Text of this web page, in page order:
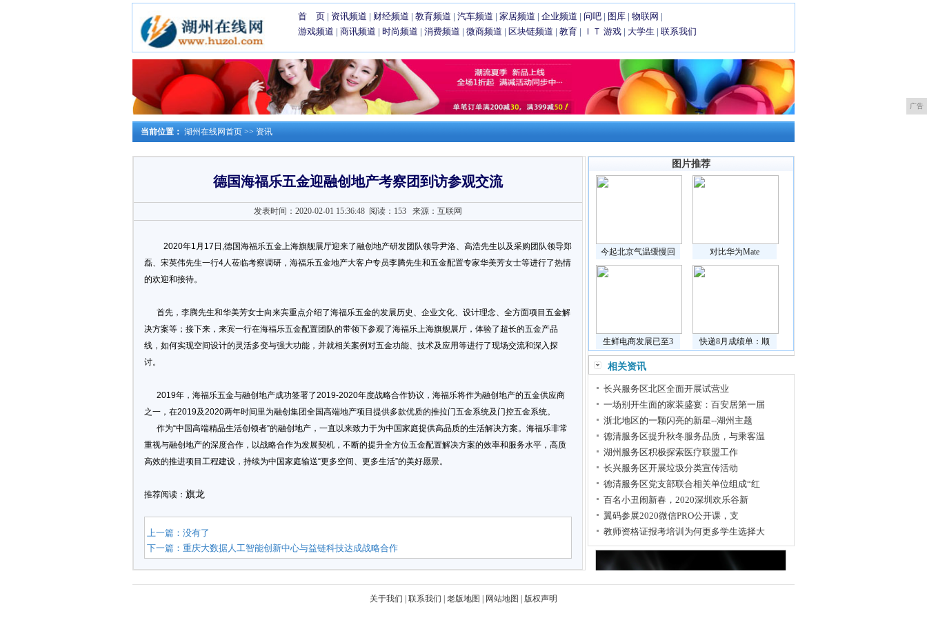
首 页 | 资讯频道 | 财经频道 | 教育频道 | 汽车频道 | 家居频道 | 企业频道 | 问吧 | 图库 | 物联网 |
游戏频道 | 商讯频道 | 时尚频道 | 消费频道 | 微商频道 | 区块链频道 | 教育 | ＩＴ 游戏 | 大学生 | 联系我们
广告
当前位置： 湖州在线网首页 >> 资讯
德国海福乐五金迎融创地产考察团到访参观交流
发表时间：2020-02-01 15:36:48 阅读：153 来源：互联网
2020年1月17日,德国海福乐五金上海旗舰展厅迎来了融创地产研发团队领导尹洛、高浩先生以及采购团队领导郑
磊、宋英伟先生一行4人莅临考察调研，海福乐五金地产大客户专员李腾先生和五金配置专家华美芳女士等进行了热情
的欢迎和接待。
首先，李腾先生和华美芳女士向来宾重点介绍了海福乐五金的发展历史、企业文化、设计理念、全方面项目五金解
决方案等；接下来，来宾一行在海福乐五金配置团队的带领下参观了海福乐上海旗舰展厅，体验了超长的五金产品
线，如何实现空间设计的灵活多变与强大功能，并就相关案例对五金功能、技术及应用等进行了现场交流和深入探
讨。
2019年，海福乐五金与融创地产成功签署了2019-2020年度战略合作协议，海福乐将作为融创地产的五金供应商
之一，在2019及2020两年时间里为融创集团全国高端地产项目提供多款优质的推拉门五金系统及门控五金系统。
作为“中国高端精品生活创领者”的融创地产，一直以来致力于为中国家庭提供高品质的生活解决方案。海福乐非常
重视与融创地产的深度合作，以战略合作为发展契机，不断的提升全方位五金配置解决方案的效率和服务水平，高质
高效的推进项目工程建设，持续为中国家庭输送“更多空间、更多生活”的美好愿景。
推荐阅读： 旗龙
上一篇：没有了
下一篇：重庆大数据人工智能创新中心与益链科技达成战略合作
图片推荐
今起北京气温缓慢回 对比华为Mate
生鲜电商发展已至3 快递8月成绩单：顺
相关资讯
长兴服务区北区全面开展试营业
一场别开生面的家装盛宴：百安居第一届
浙北地区的一颗闪亮的新星--湖州主题
德清服务区提升秋冬服务品质，与乘客温
湖州服务区积极探索医疗联盟工作
长兴服务区开展垃圾分类宣传活动
德清服务区党支部联合相关单位组成“红
百名小丑闹新春，2020深圳欢乐谷新
翼码参展2020微信PRO公开课，支
教师资格证报考培训为何更多学生选择大
关于我们 联系我们 老版地图 网站地图 版权声明